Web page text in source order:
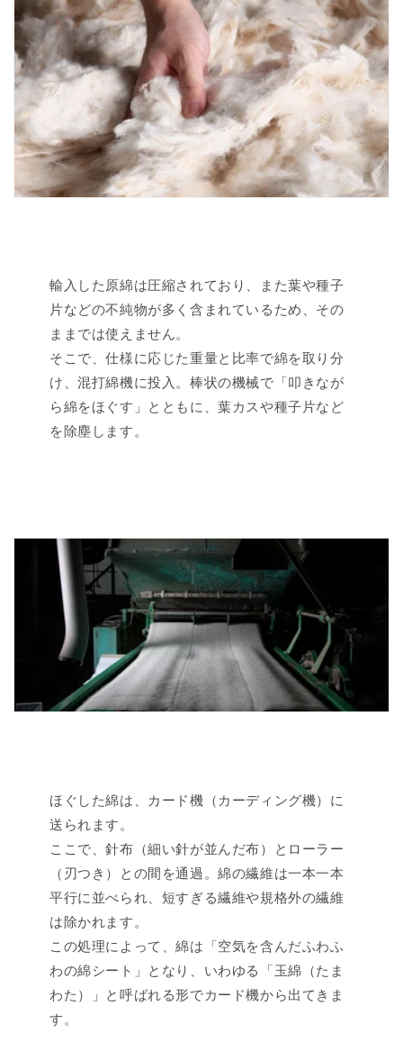
輸入した原綿は圧縮されており、また葉や種子
片などの不純物が多く含まれているため、その
ままでは使えません。
そこで、仕様に応じた重量と比率で綿を取り分
け、混打綿機に投入。棒状の機械で「叩きなが
ら綿をほぐす」とともに、葉カスや種子片など
を除塵します。
ほぐした綿は、カード機（カーディング機）に
送られます。
ここで、針布（細い針が並んだ布）とローラー
（刃つき）との間を通過。綿の繊維は一本一本
平行に並べられ、短すぎる繊維や規格外の繊維
は除かれます。
この処理によって、綿は「空気を含んだふわふ
わの綿シート」となり、いわゆる「玉綿（たま
わた）」と呼ばれる形でカード機から出てきま
す。